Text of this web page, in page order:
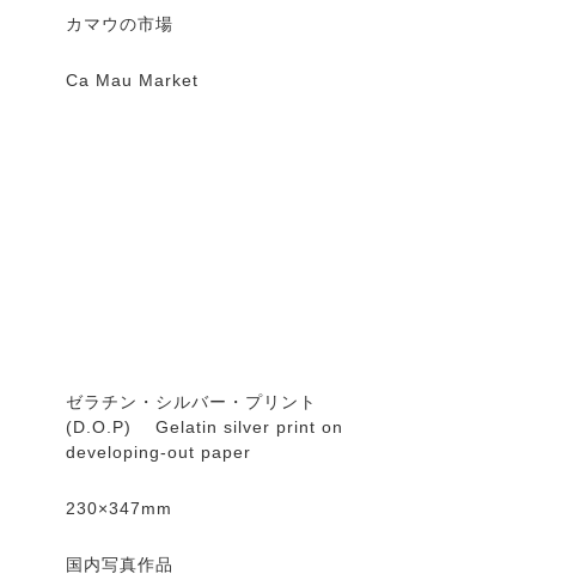
カマウの市場
Ca Mau Market
ゼラチン・シルバー・プリント
(D.O.P) Gelatin silver print on
developing-out paper
230×347mm
国内写真作品